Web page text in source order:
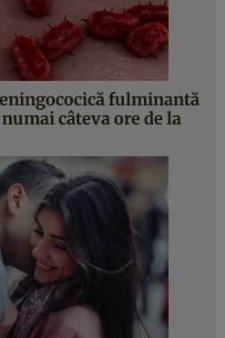
fulminantă
câteva ore de la